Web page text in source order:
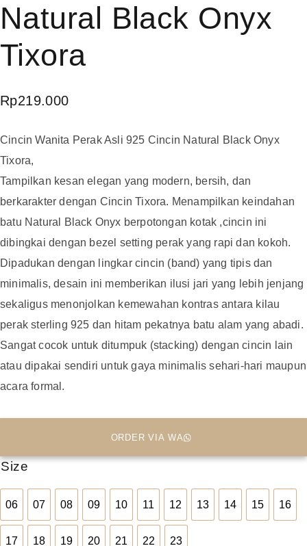
Natural Black Onyx
Tixora
Rp219.000
Cincin Wanita Perak Asli 925 Cincin Natural Black Onyx
Tixora,
Tampilkan kesan elegan yang modern, bersih, dan
berkarakter dengan Cincin Tixora. Menampilkan keindahan
batu Natural Black Onyx berpotongan kotak ,cincin ini
dibingkai dengan bezel setting perak yang rapi dan kokoh.
Dipadukan dengan lingkar cincin (band) yang tipis dan
minimalis, desain ini memberikan ilusi jari yang lebih jenjang
sekaligus menonjolkan kemewahan kontras antara kilau
perak sterling 925 dan hitam pekatnya batu alam yang abadi.
Sangat cocok untuk ditumpuk (stacking) dengan cincin lain
atau dipakai sendiri untuk gaya minimalis sehari-hari maupun
acara formal.
ORDER VIA WA
Size
06
06
07
07
08
08
09
09
10
10
11
11
12
12
13
13
14
14
15
15
16
16
17 18 19 20 21 22 23